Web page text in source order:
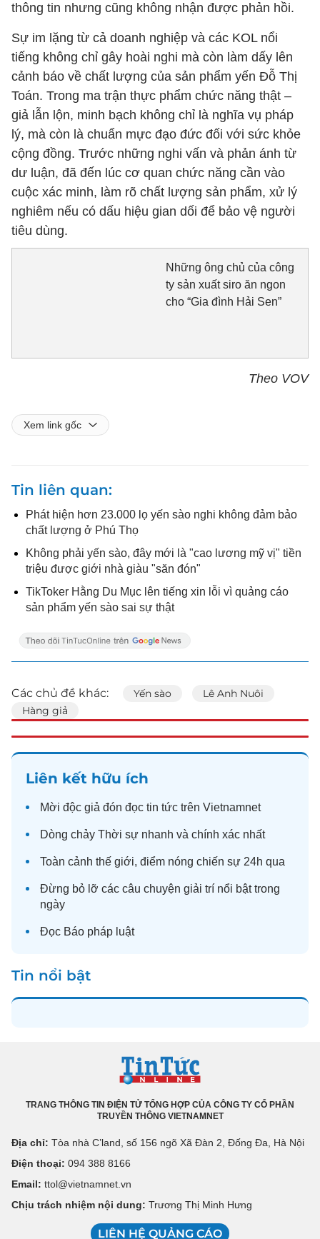
thông tin nhưng cũng không nhận được phản hồi.
Sự im lặng từ cả doanh nghiệp và các KOL nổi
tiếng không chỉ gây hoài nghi mà còn làm dấy lên
cảnh báo về chất lượng của sản phẩm yến Đỗ Thị
Toán. Trong ma trận thực phẩm chức năng thật –
giả lẫn lộn, minh bạch không chỉ là nghĩa vụ pháp
lý, mà còn là chuẩn mực đạo đức đối với sức khỏe
cộng đồng. Trước những nghi vấn và phản ánh từ
dư luận, đã đến lúc cơ quan chức năng cần vào
cuộc xác minh, làm rõ chất lượng sản phẩm, xử lý
nghiêm nếu có dấu hiệu gian dối để bảo vệ người
tiêu dùng.
Những ông chủ của công
ty sản xuất siro ăn ngon
cho “Gia đình Hải Sen”
Theo VOV
Xem link gốc
Tin liên quan
Phát hiện hơn 23.000 lọ yến sào nghi không đảm bảo
chất lượng ở Phú Thọ
Không phải yến sào, đây mới là "cao lương mỹ vị" tiền
triệu được giới nhà giàu "săn đón"
TikToker Hằng Du Mục lên tiếng xin lỗi vì quảng cáo
sản phẩm yến sào sai sự thật
Các chủ đề khác: Yến sào
Lê Anh Nuôi
Hàng giả
Liên kết hữu ích
Mời độc giả đón đọc tin tức trên Vietnamnet
Dòng chảy Thời sự nhanh và chính xác nhất
Toàn cảnh thế giới, điểm nóng chiến sự 24h qua
Đừng bỏ lỡ các câu chuyện giải trí nổi bật trong
ngày
Đọc Báo pháp luật
Tin nổi bật
TRANG THÔNG TIN ĐIỆN TỬ TỔNG HỢP CỦA CÔNG TY CỔ PHẦN
TRUYỀN THÔNG VIETNAMNET
Địa chỉ: Tòa nhà C’land, số 156 ngõ Xã Đàn 2, Đống Đa, Hà Nội
Điện thoại: 094 388 8166
Email: ttol@vietnamnet.vn
Chịu trách nhiệm nội dung: Trương Thị Minh Hưng
LIÊN HỆ QUẢNG CÁO